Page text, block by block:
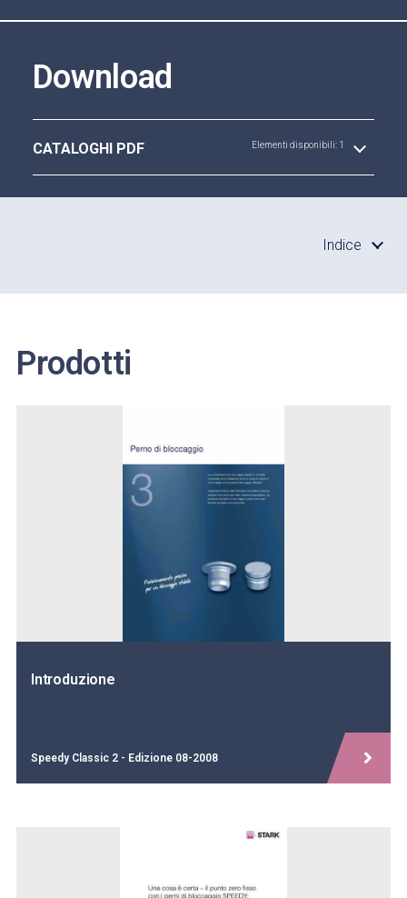
Download
CATALOGHI PDF Elementi disponibili: 1
Indice
Prodotti
Introduzione
Speedy Classic 2 - Edizione 08-2008